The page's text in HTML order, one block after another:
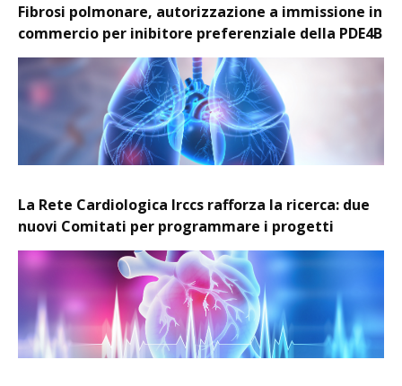
Fibrosi polmonare, autorizzazione a immissione in
commercio per inibitore preferenziale della PDE4B
La Rete Cardiologica Irccs rafforza la ricerca: due
nuovi Comitati per programmare i progetti